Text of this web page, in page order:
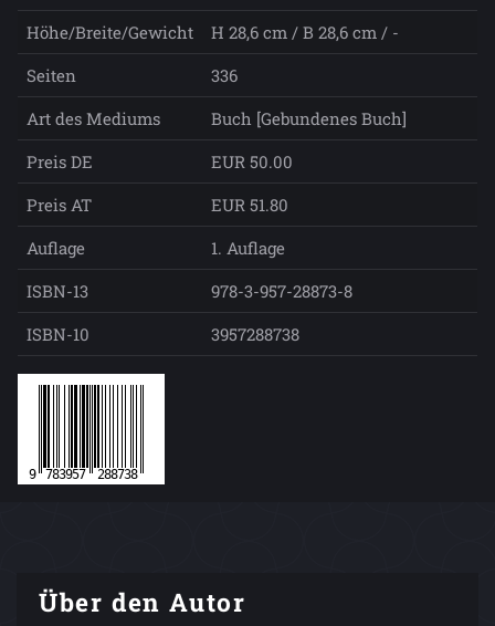
Höhe/Breite/Gewicht
H 28,6 cm / B 28,6 cm / -
Seiten
336
Art des Mediums
Buch [Gebundenes Buch]
Preis DE
EUR 50.00
Preis AT
EUR 51.80
Auflage
1. Auflage
ISBN-13
978-3-957-28873-8
ISBN-10
3957288738
Über den Autor